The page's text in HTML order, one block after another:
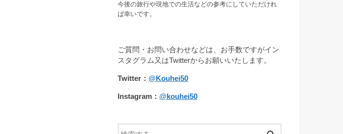
今後の旅行や現地での生活などの参考にしていただけれ
ば幸いです。
ご質問・お問い合わせなどは、お手数ですがイン
スタグラム又はTwitterからお願いいたします。
Twitter： @Kouhei50
Instagram： @kouhei50